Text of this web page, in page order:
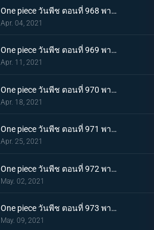
One piece วันพีช ตอนที่ 968 พากย์ไทย ราชาโจรสลัดถือกำเนิด ถึงแล้ว! เกาะสุดท้าย
Apr. 04, 2021
One piece วันพีช ตอนที่ 969 พากย์ไทย มุ่งสู่วะโนะคุนิ! โจรสลัดโรเจอร์สลายตัว!
Apr. 11, 2021
One piece วันพีช ตอนที่ 970 พากย์ไทย ข่าวร้าย เปิดยุคแห่งโจรสลัด
Apr. 18, 2021
One piece วันพีช ตอนที่ 971 พากย์ไทย บุก! โอเด้งและ 9 ปลอกดาบแดง
Apr. 25, 2021
One piece วันพีช ตอนที่ 972 พากย์ไทย ถึงเวลาตัดสิน! โอเด้งปะทะไคโด!
May. 02, 2021
One piece วันพีช ตอนที่ 973 พากย์ไทย ต้มจนตาย การต่อสู้ 1 ชั่วโมงของโอเด้ง
May. 09, 2021